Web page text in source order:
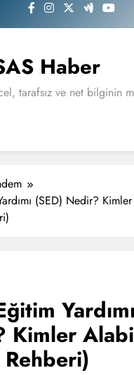
Haber
tarafsız ve net bilginin
(SED) Nedir?
Kimler